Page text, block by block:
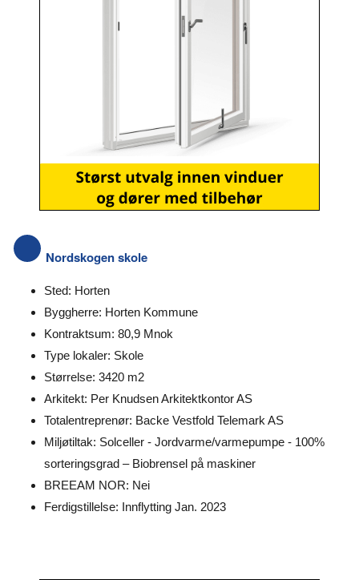
Nordskogen skole
Sted: Horten
Byggherre: Horten Kommune
Kontraktsum: 80,9 Mnok
Type lokaler: Skole
Størrelse: 3420 m2
Arkitekt: Per Knudsen Arkitektkontor AS
Totalentreprenør: Backe Vestfold Telemark AS
Miljøtiltak: Solceller - Jordvarme/varmepumpe - 100%
sorteringsgrad – Biobrensel på maskiner
BREEAM NOR: Nei
Ferdigstillelse: Innflytting Jan. 2023